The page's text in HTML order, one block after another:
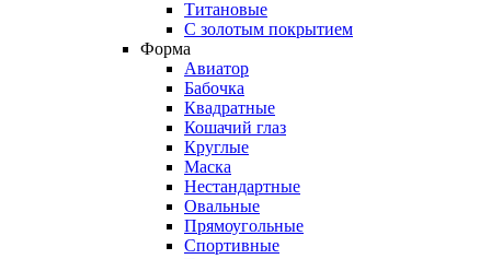
Титановые
С золотым покрытием
Форма
Авиатор
Бабочка
Квадратные
Кошачий глаз
Круглые
Маска
Нестандартные
Овальные
Прямоугольные
Спортивные